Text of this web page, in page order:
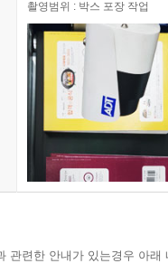
촬영범위 : 박스 포장 작업
관련한 안내가 있는경우 아